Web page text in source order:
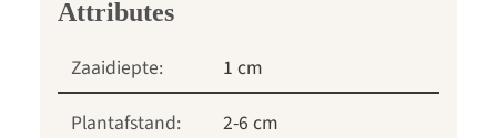
Zaaidiepte:
1 cm
Plantafstand:
2-6 cm